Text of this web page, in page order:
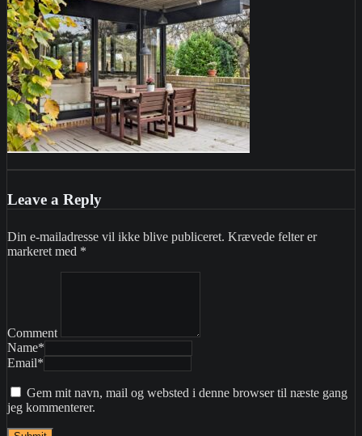
Leave a Reply
Din e-mailadresse vil ikke blive publiceret. Krævede felter er
markeret med *
Comment
Name*
Email*
Gem mit navn, mail og websted i denne browser til næste gang
jeg kommenterer.